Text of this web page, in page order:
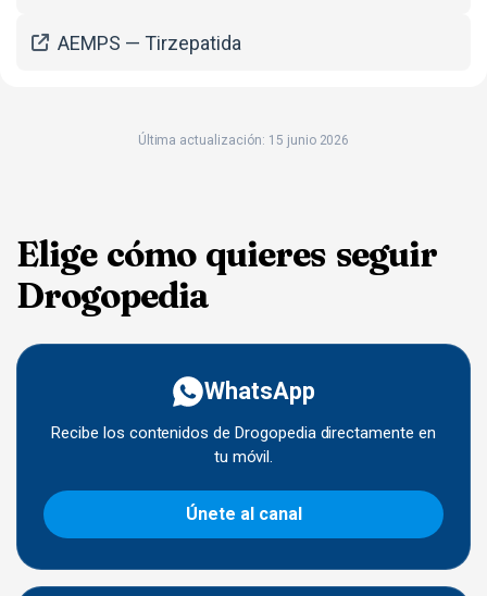
AEMPS — Tirzepatida
Última actualización: 15 junio 2026
Elige cómo quieres seguir
Drogopedia
WhatsApp
Recibe los contenidos de Drogopedia directamente en
tu móvil.
Únete al canal